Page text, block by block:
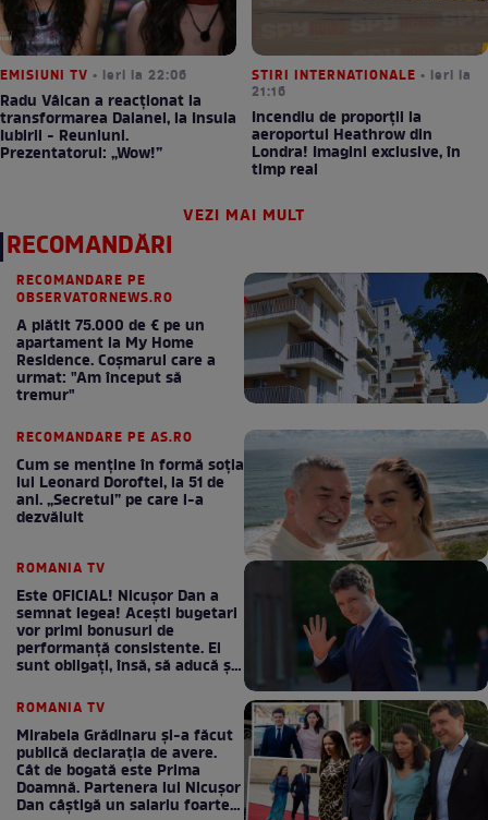
EMISIUNI TV • ieri la 22:06
Radu Vâlcan a reacționat la
transformarea Daianei, la Insula
Iubirii - Reuniuni.
Prezentatorul: „Wow!”
STIRI INTERNATIONALE • ieri la
21:16
Incendiu de proporții la
aeroportul Heathrow din
Londra! Imagini exclusive, în
timp real
VEZI MAI MULT
RECOMANDĂRI
RECOMANDARE PE
OBSERVATORNEWS.RO
A plătit 75.000 de € pe un
apartament la My Home
Residence. Coşmarul care a
urmat: "Am început să
tremur"
RECOMANDARE PE AS.RO
Cum se menţine în formă soţia
lui Leonard Doroftei, la 51 de
ani. „Secretul” pe care l-a
dezvăluit
ROMANIA TV
Este OFICIAL! Nicușor Dan a
semnat legea! Acești bugetari
vor primi bonusuri de
performanță consistente. Ei
sunt obligați, însă, să aducă și
ROMANIA TV
Mirabela Grădinaru și-a făcut
publică declarația de avere.
Cât de bogată este Prima
Doamnă. Partenera lui Nicușor
Dan câștigă un salariu foarte